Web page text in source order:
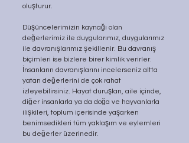
oluşturur.
Düşüncelerimizin kaynağı olan
değerlerimiz ile duygularımız, duygularımız
ile davranışlarımız şekillenir. Bu davranış
biçimleri ise bizlere birer kimlik verirler.
İnsanların davranışlarını incelerseniz altta
yatan değerlerini de çok rahat
izleyebilirsiniz. Hayat duruşları, aile içinde,
diğer insanlarla ya da doğa ve hayvanlarla
ilişkileri, toplum içerisinde yaşarken
benimsedikleri tüm yaklaşım ve eylemleri
bu değerler üzerinedir.